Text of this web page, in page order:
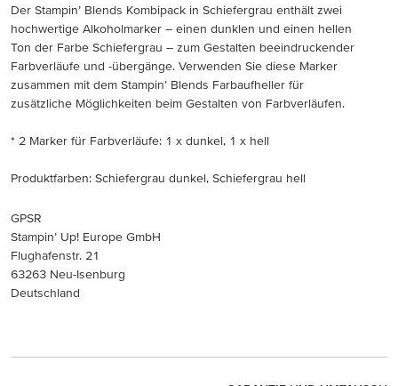
Der Stampin’ Blends Kombipack in Schiefergrau enthält zwei
hochwertige Alkoholmarker – einen dunklen und einen hellen
Ton der Farbe Schiefergrau – zum Gestalten beeindruckender
Farbverläufe und -übergänge. Verwenden Sie diese Marker
zusammen mit dem Stampin’ Blends Farbaufheller für
zusätzliche Möglichkeiten beim Gestalten von Farbverläufen.
* 2 Marker für Farbverläufe: 1 x dunkel, 1 x hell
Produktfarben: Schiefergrau dunkel, Schiefergrau hell
GPSR
Stampin’ Up! Europe GmbH
Flughafenstr. 21
63263 Neu-Isenburg
Deutschland